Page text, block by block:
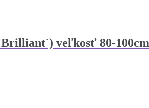
veľkosť 80-100cm